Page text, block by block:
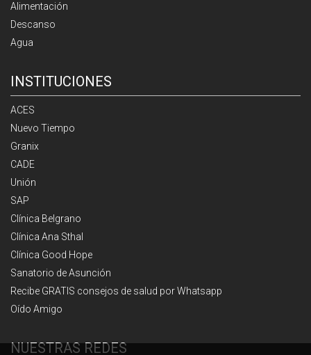
Alimentación
Descanso
Agua
INSTITUCIONES
ACES
Nuevo Tiempo
Granix
CADE
Unión
SAP
Clínica Belgrano
Clínica Ana Sthal
Clínica Good Hope
Sanatorio de Asunción
Recibe GRATIS consejos de salud por Whatsapp
Oído Amigo
NUESTRAS REDES